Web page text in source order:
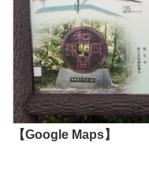
【Google Maps】